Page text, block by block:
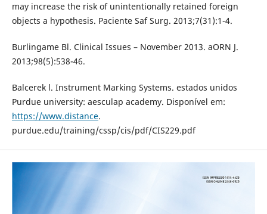
may increase the risk of unintentionally retained foreign
objects a hypothesis. Paciente Saf Surg. 2013;7(31):1-4.
Burlingame Bl. Clinical Issues – November 2013. aORN J.
2013;98(5):538-46.
Balcerek l. Instrument Marking Systems. estados unidos
Purdue university: aesculap academy. Disponível em:
https://www.distance.
purdue.edu/training/cssp/cis/pdf/CIS229.pdf